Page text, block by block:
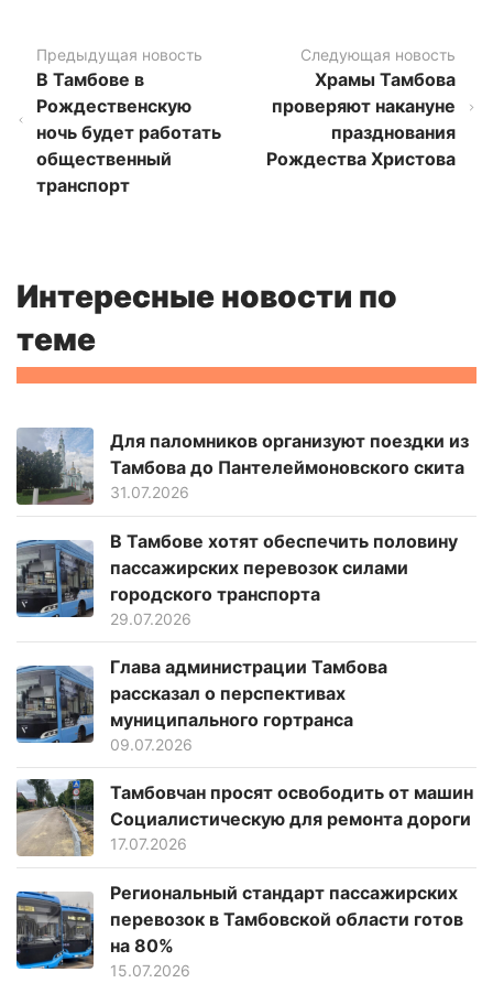
Предыдущая новость
В Тамбове в
Рождественскую
ночь будет работать
общественный
транспорт
Следующая новость
Храмы Тамбова
проверяют накануне
празднования
Рождества Христова
Интересные новости по
теме
Для паломников организуют поездки из
Тамбова до Пантелеймоновского скита
31.07.2026
В Тамбове хотят обеспечить половину
пассажирских перевозок силами
городского транспорта
29.07.2026
Глава администрации Тамбова
рассказал о перспективах
муниципального гортранса
09.07.2026
Тамбовчан просят освободить от машин
Социалистическую для ремонта дороги
17.07.2026
Региональный стандарт пассажирских
перевозок в Тамбовской области готов
на 80%
15.07.2026